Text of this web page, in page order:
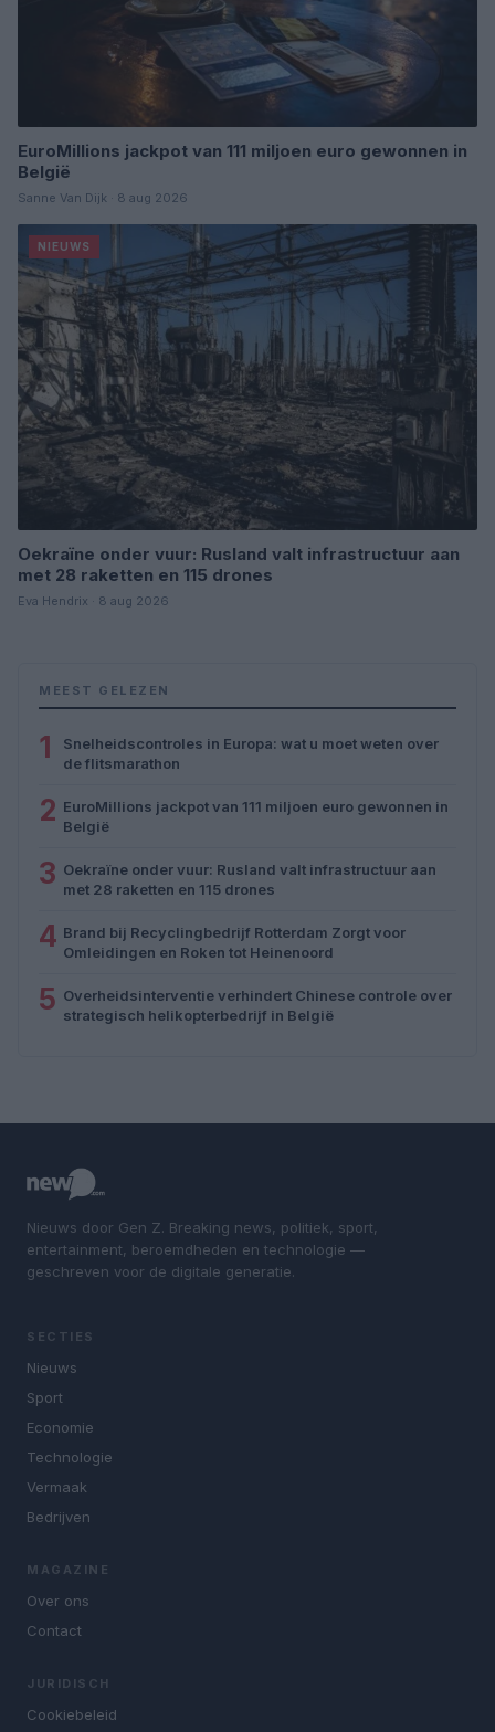
EuroMillions jackpot van 111 miljoen euro gewonnen in
België
Sanne Van Dijk · 8 aug 2026
NIEUWS
Oekraïne onder vuur: Rusland valt infrastructuur aan
met 28 raketten en 115 drones
Eva Hendrix · 8 aug 2026
MEEST GELEZEN
1
Snelheidscontroles in Europa: wat u moet weten over
de flitsmarathon
2 EuroMillions jackpot van 111 miljoen euro gewonnen in
België
3 Oekraïne onder vuur: Rusland valt infrastructuur aan
met 28 raketten en 115 drones
4 Brand bij Recyclingbedrijf Rotterdam Zorgt voor
Omleidingen en Roken tot Heinenoord
5 Overheidsinterventie verhindert Chinese controle over
strategisch helikopterbedrijf in België
Nieuws door Gen Z. Breaking news, politiek, sport,
entertainment, beroemdheden en technologie —
geschreven voor de digitale generatie.
SECTIES
Nieuws
Sport
Economie
Technologie
Vermaak
Bedrijven
MAGAZINE
Over ons
Contact
JURIDISCH
Cookiebeleid